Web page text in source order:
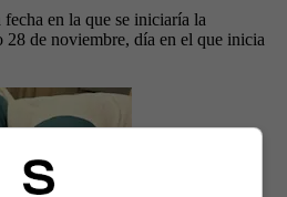
en la que se iniciaría la
28 de noviembre, día en el que inicia